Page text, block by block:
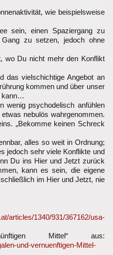
wie beispielsweise
sein, einen Spaziergang zu
zu setzen, jedoch ohne
wo Du nicht mehr den Konflikt
das vielschichtige Angebot an
kommen und über unser
kann…
wenig psychodelisch anfühlen
nebulös wahrgenommen.
„Bekomme keinen Schreck
alles so weit in Ordnung;
jedoch sehr viele Konflikte und
Du ins Hier und Jetzt zurück
kann es sein, die eigene
im Hier und Jetzt, nie
articles/1340/931/367162/usa-
Mittel“ aus:
und-vernuenftigen-Mittel-